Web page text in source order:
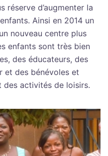
réserve d’augmenter la
Ainsi en 2014 un
nouveau centre plus
enfants sont très bien
des éducateurs, des
et des bénévoles et
des activités de loisirs.